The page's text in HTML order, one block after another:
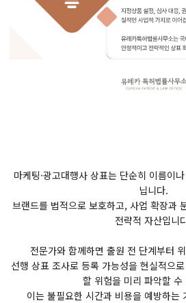
마케팅·광고대행사 상표는 단순히 이름이
닙니다.
브랜드를 법적으로 보호하고, 사업 확장과
전략적 자산입니
전문가와 함께하면 출원 전 단계부터
선행 상표 조사로 등록 가능성을 현실적으
할 위험을 미리 파악할 수
이는 불필요한 시간과 비용을 예방하는